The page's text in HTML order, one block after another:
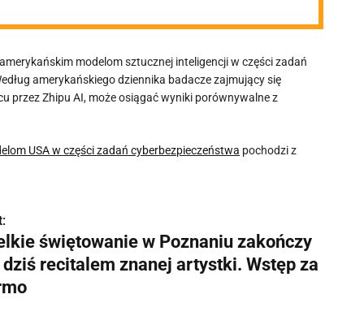
modelom sztucznej inteligencji w części zadań
amerykańskiego dziennika badacze zajmujący się
przez Zhipu AI, może osiągać wyniki porównywalne z
USA w części zadań cyberbezpieczeństwa pochodzi z
świętowanie w Poznaniu zakończy
recitalem znanej artystki. Wstęp za